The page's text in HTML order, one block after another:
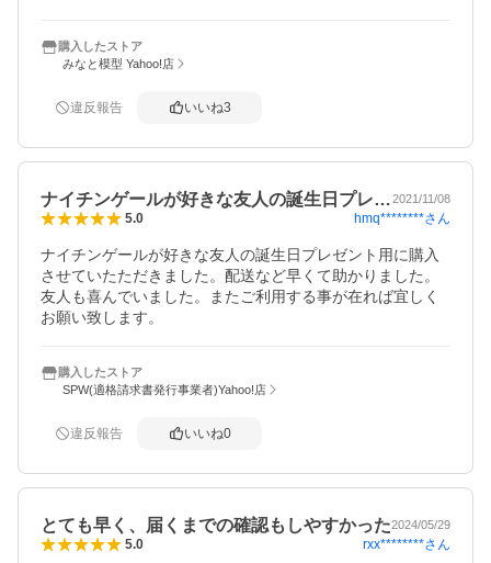
購入したストア
みなと模型 Yahoo!店
違反報告 いいね3
ナイチンゲールが好きな友人の誕生日プレ…2021/11/08
5.0 hmq********さん
ナイチンゲールが好きな友人の誕生日プレゼント用に購入
させていたただきました。配送など早くて助かりました。
友人も喜んでいました。またご利用する事が在れば宜しく
お願い致します。
購入したストア
SPW(適格請求書発行事業者)Yahoo!店
違反報告 いいね0
とても早く、届くまでの確認もしやすかった2024/05/29
5.0 rxx********さん